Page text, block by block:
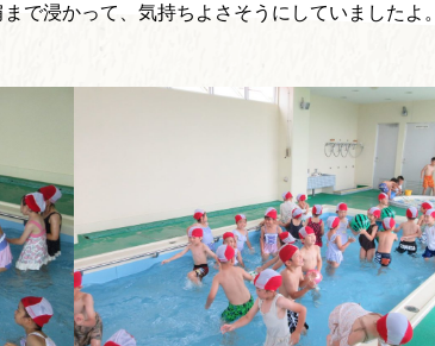
で浸かって、気持ちよさそうにしていましたよ。